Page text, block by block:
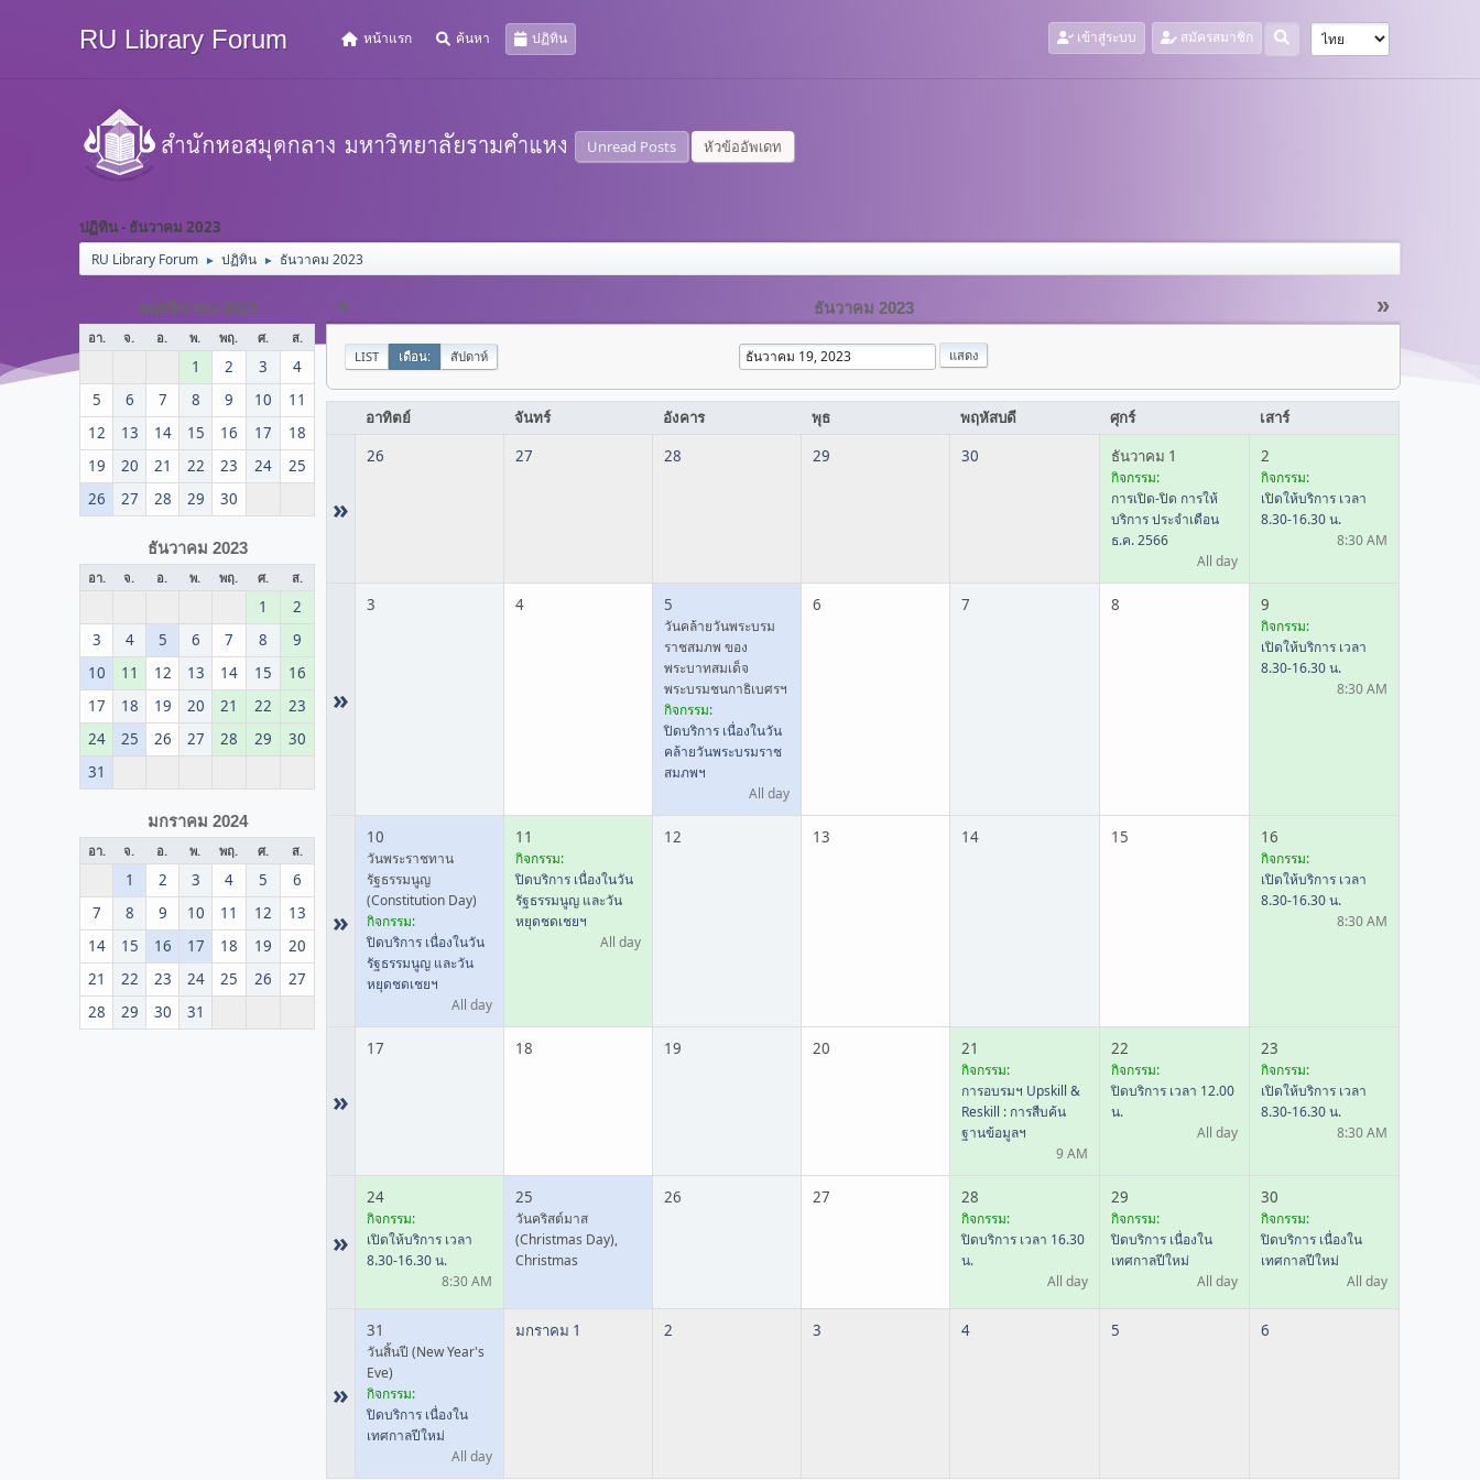
RU Library Forum หน้าแรก ค้นหา ปฏิทิน เข้าสู่ระบบ สมัครสมาชิก
Unread Posts หัวข้ออัพเดท
ปฏิทิน - ธันวาคม 2023
RU Library Forum ► ปฏิทิน ► ธันวาคม 2023
พฤศจิกายน 2023
อา. จ. อ. พ. พฤ. ศ. ส.
1 2 3
4
5
6 7 8 9 10
11
12
13 14 15 16 17
18
19
20 21 22 23 24
25
26
27 28 29 30
ธันวาคม 2023
อา. จ. อ. พ. พฤ. ศ. ส.
1
2
3
4 5 6 7 8
9
10
11 12 13 14 15
16
17
18 19 20 21 22
23
24
25 26 27 28 29
30
31
มกราคม 2024
อา. จ. อ. พ. พฤ. ศ. ส.
1 2 3 4 5
6
7
8 9 10 11 12
13
14
15 16 17 18 19
20
21
22 23 24 25 26
27
28
29 30 31
« »
ธันวาคม 2023
LIST เดือน: สัปดาห์
อาทิตย์ จันทร์ อังคาร พุธ พฤหัสบดี ศุกร์ เสาร์
»
26 27 28 29 30 ธันวาคม 1
กิจกรรม:
การเปิด-ปิด การให้
บริการ ประจำเดือน
ธ.ค. 2566
All day
2
กิจกรรม:
เปิดให้บริการ เวลา
8.30-16.30 น.
8:30 AM
»
3 4 5
วันคล้ายวันพระบรม
ราชสมภพ ของ
พระบาทสมเด็จ
พระบรมชนกาธิเบศรฯ
กิจกรรม:
ปิดบริการ เนื่องในวัน
คล้ายวันพระบรมราช
สมภพฯ
All day
6 7 8 9
กิจกรรม:
เปิดให้บริการ เวลา
8.30-16.30 น.
8:30 AM
»
10
วันพระราชทาน
รัฐธรรมนูญ
(Constitution Day)
กิจกรรม:
ปิดบริการ เนื่องในวัน
รัฐธรรมนูญ และวัน
หยุดชดเชยฯ
All day
11
กิจกรรม:
ปิดบริการ เนื่องในวัน
รัฐธรรมนูญ และวัน
หยุดชดเชยฯ
All day
12 13 14 15 16
กิจกรรม:
เปิดให้บริการ เวลา
8.30-16.30 น.
8:30 AM
»
17 18 19 20 21
กิจกรรม:
การอบรมฯ Upskill &
Reskill : การสืบค้น
ฐานข้อมูลฯ
9 AM
22
กิจกรรม:
ปิดบริการ เวลา 12.00
น.
All day
23
กิจกรรม:
เปิดให้บริการ เวลา
8.30-16.30 น.
8:30 AM
»
24
กิจกรรม:
เปิดให้บริการ เวลา
8.30-16.30 น.
8:30 AM
25
วันคริสต์มาส
(Christmas Day),
Christmas
26 27 28
กิจกรรม:
ปิดบริการ เวลา 16.30
น.
All day
29
กิจกรรม:
ปิดบริการ เนื่องใน
เทศกาลปีใหม่
All day
30
กิจกรรม:
ปิดบริการ เนื่องใน
เทศกาลปีใหม่
All day
»
31
วันสิ้นปี (New Year's
Eve)
กิจกรรม:
ปิดบริการ เนื่องใน
เทศกาลปีใหม่
All day
มกราคม 1 2 3 4 5 6